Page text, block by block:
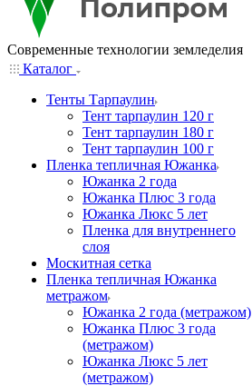
Современные технологии земледелия
Каталог
Тенты Тарпаулин
Тент тарпаулин 120 г
Тент тарпаулин 180 г
Тент тарпаулин 100 г
Пленка тепличная Южанка
Южанка 2 года
Южанка Плюс 3 года
Южанка Люкс 5 лет
Пленка для внутреннего
слоя
Москитная сетка
Пленка тепличная Южанка
метражом
Южанка 2 года (метражом)
Южанка Плюс 3 года
(метражом)
Южанка Люкс 5 лет
(метражом)